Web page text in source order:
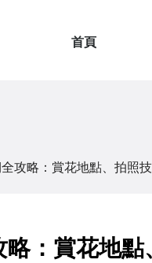
首頁
攻略：賞花地點、拍照
：賞花地